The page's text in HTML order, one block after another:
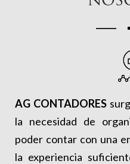
AG CONTADORES
la necesidad de
poder contar con una
la experiencia